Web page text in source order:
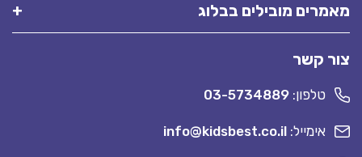
מאמרים מובילים בבלוג
צור קשר
טלפון: 03-5734889
אימייל: info@kidsbest.co.il